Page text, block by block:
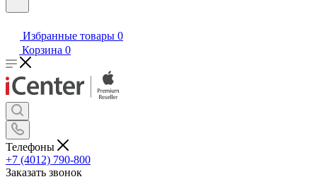
Избранные товары 0
Корзина 0
Телефоны
+7 (4012) 790-800
Заказать звонок